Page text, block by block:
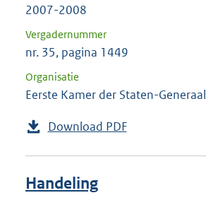
2007-2008
Vergadernummer
nr. 35, pagina 1449
Organisatie
Eerste Kamer der Staten-Generaal
Download PDF
Handeling